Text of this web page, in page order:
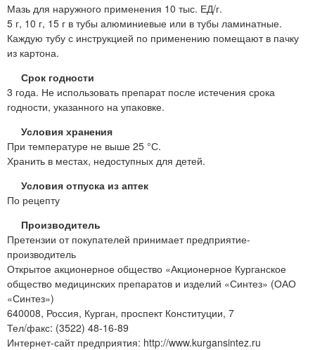
Мазь для наружного применения 10 тыс. ЕД/г.
5 г, 10 г, 15 г в тубы алюминиевые или в тубы ламинатные.
Каждую тубу с инструкцией по применению помещают в пачку
из картона.
Срок годности
3 года. Не использовать препарат после истечения срока
годности, указанного на упаковке.
Условия хранения
При температуре не выше 25 °С.
Хранить в местах, недоступных для детей.
Условия отпуска из аптек
По рецепту
Производитель
Претензии от покупателей принимает предприятие-
производитель
Открытое акционерное общество «Акционерное Курганское
общество медицинских препаратов и изделий «Синтез» (ОАО
«Синтез»)
640008, Россия, Курган, проспект Конституции, 7
Тел/факс: (3522) 48-16-89
Интернет-сайт предприятия: http://www.kurgansintez.ru